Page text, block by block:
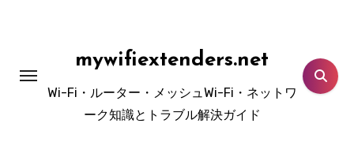
mywifiextenders.net
Wi-Fi・ルーター・メッシュWi-Fi・ネットワ
ーク知識とトラブル解決ガイド